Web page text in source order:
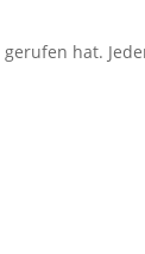
hat.